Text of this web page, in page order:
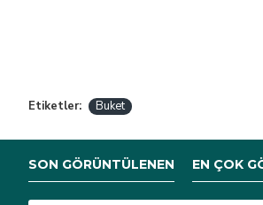
Etiketler: Buket
SON GÖRÜNTÜLENEN EN ÇOK